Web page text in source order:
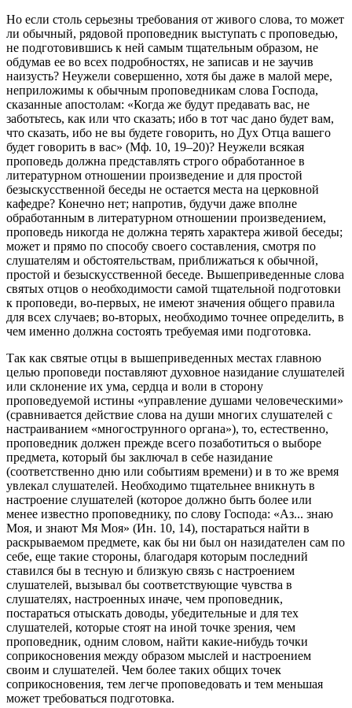
Но если столь серьезны требования от живого слова, то может
ли обычный, рядовой проповедник выступать с проповедью,
не подготовившись к ней самым тщательным образом, не
обдумав ее во всех подробностях, не записав и не заучив
наизусть? Неужели совершенно, хотя бы даже в малой мере,
неприложимы к обычным проповедникам слова Господа,
сказанные апостолам: «Когда же будут предавать вас, не
заботьтесь, как или что сказать; ибо в тот час дано будет вам,
что сказать, ибо не вы будете говорить, но Дух Отца вашего
будет говорить в вас» (Мф. 10, 19–20)? Неужели всякая
проповедь должна представлять строго обработанное в
литературном отношении произведение и для простой
безыскусственной беседы не остается места на церковной
кафедре? Конечно нет; напротив, будучи даже вполне
обработанным в литературном отношении произведением,
проповедь никогда не должна терять характера живой беседы;
может и прямо по способу своего составления, смотря по
слушателям и обстоятельствам, приближаться к обычной,
простой и безыскусственной беседе. Вышеприведенные слова
святых отцов о необходимости самой тщательной подготовки
к проповеди, во-первых, не имеют значения общего правила
для всех случаев; во-вторых, необходимо точнее определить, в
чем именно должна состоять требуемая ими подготовка.
Так как святые отцы в вышеприведенных местах главною
целью проповеди поставляют духовное назидание слушателей
или склонение их ума, сердца и воли в сторону
проповедуемой истины «управление душами человеческими»
(сравнивается действие слова на души многих слушателей с
настраиванием «многострунного органа»), то, естественно,
проповедник должен прежде всего позаботиться о выборе
предмета, который бы заключал в себе назидание
(соответственно дню или событиям времени) и в то же время
увлекал слушателей. Необходимо тщательнее вникнуть в
настроение слушателей (которое должно быть более или
менее известно проповеднику, по слову Господа: «Аз... знаю
Моя, и знают Мя Моя» (Ин. 10, 14), постараться найти в
раскрываемом предмете, как бы ни был он назидателен сам по
себе, еще такие стороны, благодаря которым последний
ставился бы в тесную и близкую связь с настроением
слушателей, вызывал бы соответствующие чувства в
слушателях, настроенных иначе, чем проповедник,
постараться отыскать доводы, убедительные и для тех
слушателей, которые стоят на иной точке зрения, чем
проповедник, одним словом, найти какие-нибудь точки
соприкосновения между образом мыслей и настроением
своим и слушателей. Чем более таких общих точек
соприкосновения, тем легче проповедовать и тем меньшая
может требоваться подготовка.